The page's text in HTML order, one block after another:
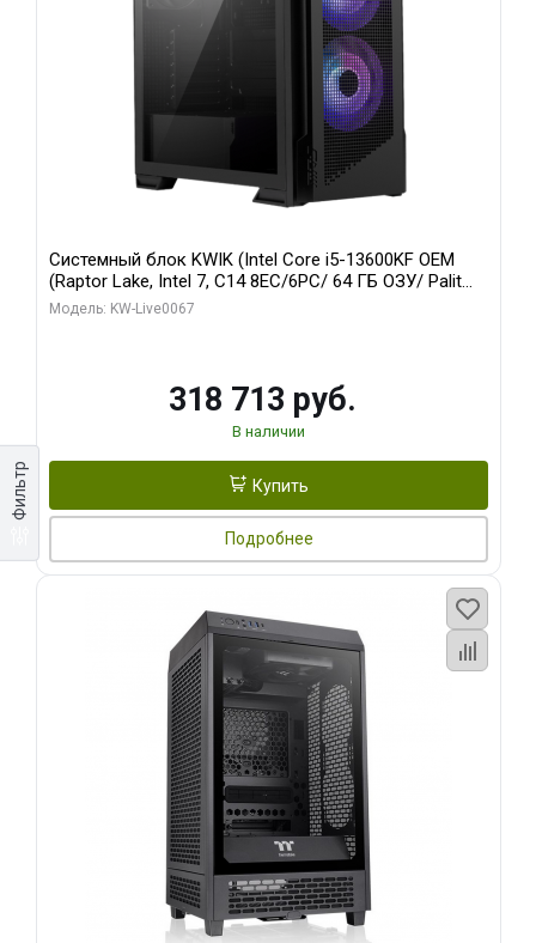
Фильтр
Системный блок KWIK (Intel Core i5-13600KF OEM
(Raptor Lake, Intel 7, C14 8EC/6PC/ 64 ГБ ОЗУ/ Palit
RTX5080 GAMINGPRO OC 16GB GDDR7 256bit 3xDP
Модель: KW-Live0067
318 713 руб.
В наличии
Купить
Подробнее